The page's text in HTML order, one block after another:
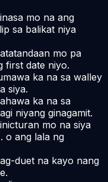
mo na ang
sa balikat niya
mo pa
first date niyo.
ka na sa walley
siya.
ka na sa
niyang ginagamit.
mo na siya
o ang lala ng
duet na kayo nang